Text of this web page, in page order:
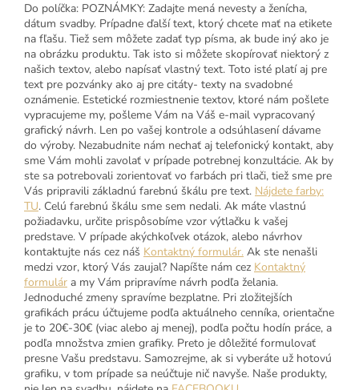
Do políčka: POZNÁMKY: Zadajte mená nevesty a ženícha,
dátum svadby. Prípadne ďalší text, ktorý chcete mať na etikete
na fľašu. Tiež sem môžete zadať typ písma, ak bude iný ako je
na obrázku produktu. Tak isto si môžete skopírovať niektorý z
našich textov, alebo napísať vlastný text. Toto isté platí aj pre
text pre pozvánky ako aj pre citáty- texty na svadobné
oznámenie. Estetické rozmiestnenie textov, ktoré nám pošlete
vypracujeme my, pošleme Vám na Váš e-mail vypracovaný
grafický návrh. Len po vašej kontrole a odsúhlasení dávame
do výroby. Nezabudnite nám nechať aj telefonický kontakt, aby
sme Vám mohli zavolať v prípade potrebnej konzultácie. Ak by
ste sa potrebovali zorientovať vo farbách pri tlači, tiež sme pre
Vás pripravili základnú farebnú škálu pre text. Nájdete farby:
TU. Celú farebnú škálu sme sem nedali. Ak máte vlastnú
požiadavku, určite prispôsobíme vzor výtlačku k vašej
predstave. V prípade akýchkoľvek otázok, alebo návrhov
kontaktujte nás cez náš Kontaktný formulár. Ak ste nenašli
medzi vzor, ktorý Vás zaujal? Napíšte nám cez Kontaktný
formulár a my Vám pripravíme návrh podľa želania.
Jednoduché zmeny spravíme bezplatne. Pri zložitejších
grafikách prácu účtujeme podľa aktuálneho cenníka, orientačne
je to 20€-30€ (viac alebo aj menej), podľa počtu hodín práce, a
podľa množstva zmien grafiky. Preto je dôležité formulovať
presne Vašu predstavu. Samozrejme, ak si vyberáte už hotovú
grafiku, v tom prípade sa neúčtuje nič navyše. Naše produkty,